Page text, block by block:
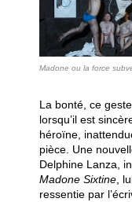
Madone ou la force
La bonté, ce
lorsqu’il est
héroïne,
pièce. Une
Delphine Lanza,
Madone Sixtine ,
ressentie par